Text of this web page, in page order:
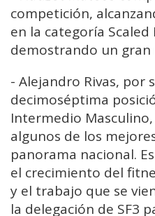
competición,
en la categoría Scaled
demostrando un
- Alejandro Rivas, por
decimoséptima
Intermedio
algunos de los
panorama nacional.
el crecimiento del
y el trabajo que se
la delegación de SF3